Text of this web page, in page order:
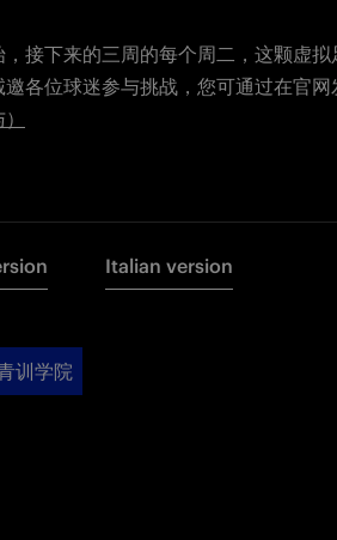
， 接下来的三周的每个周二 ， 这颗虚拟
邀各位球迷参与挑战，您可通过在官网
Italian version
训学院